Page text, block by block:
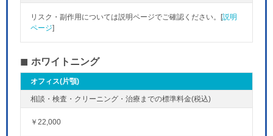
リスク・副作用については説明ページでご確認ください。[説明
ページ]
ホワイトニング
オフィス(片顎)
￥22,000